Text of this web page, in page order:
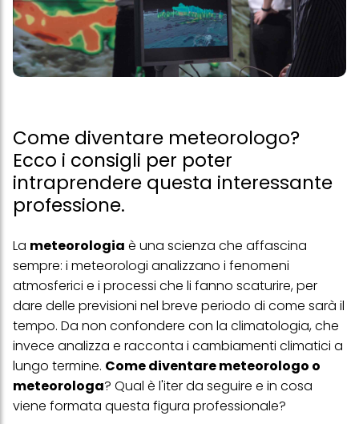
Come diventare meteorologo?
Ecco i consigli per poter
intraprendere questa interessante
professione.
La meteorologia è una scienza che affascina
sempre: i meteorologi analizzano i fenomeni
atmosferici e i processi che li fanno scaturire, per
dare delle previsioni nel breve periodo di come sarà il
tempo. Da non confondere con la climatologia, che
invece analizza e racconta i cambiamenti climatici a
lungo termine. Come diventare meteorologo o
meteorologa? Qual è l'iter da seguire e in cosa
viene formata questa figura professionale?